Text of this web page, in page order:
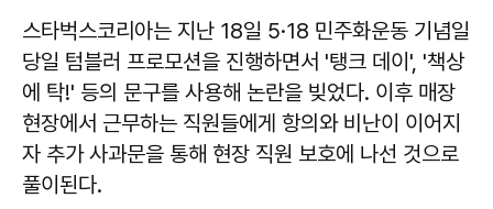
스타벅스코리아는 지난 18일 5·18 민주화운동 기념일
당일 텀블러 프로모션을 진행하면서 '탱크 데이', '책상
에 탁!' 등의 문구를 사용해 논란을 빚었다. 이후 매장
현장에서 근무하는 직원들에게 항의와 비난이 이어지
자 추가 사과문을 통해 현장 직원 보호에 나선 것으로
풀이된다.